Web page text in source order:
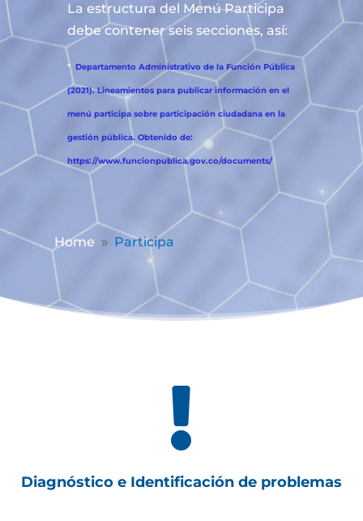
La estructura del Menú Participa
debe contener seis secciones, así:
* Departamento Administrativo de la Función Pública
(2021). Lineamientos para publicar información en el
menú participa sobre participación ciudadana en la
gestión pública. Obtenido de:
https://www.funcionpublica.gov.co/documents/
Home 9 Participa

Diagnóstico e Identificación de problemas